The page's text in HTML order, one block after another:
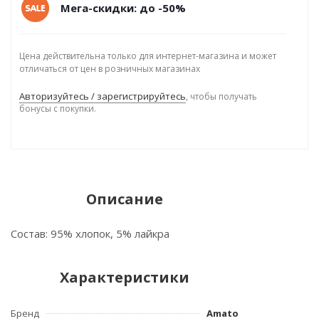
Мега-скидки: до -50%
Цена действительна только для интернет-магазина и может
отличаться от цен в розничных магазинах
Авторизуйтесь / зарегистрируйтесь, чтобы получать
бонусы с покупки.
Описание
Состав: 95% хлопок, 5% лайкра
Характеристики
Бренд
Amato